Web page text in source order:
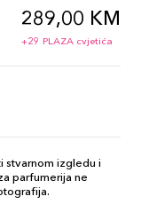
289,00 KM
+29 PLAZA cvjetića
stvarnom izgledu i
parfumerija ne